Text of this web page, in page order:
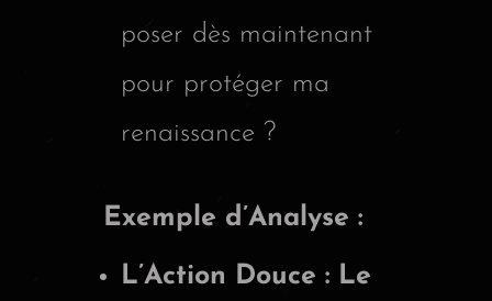
poser dès maintenant
pour protéger ma
renaissance ?
Exemple d’Analyse :
L’Action Douce : Le